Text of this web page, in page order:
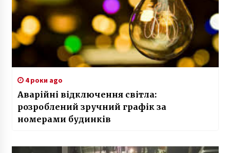
4 роки ago
Аварійні відключення світла:
розроблений зручний графік за
номерами будинків